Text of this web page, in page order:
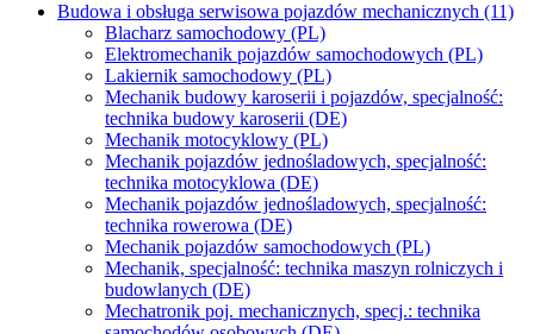
Budowa i obsługa serwisowa pojazdów mechanicznych (11)
Blacharz samochodowy (PL)
Elektromechanik pojazdów samochodowych (PL)
Lakiernik samochodowy (PL)
Mechanik budowy karoserii i pojazdów, specjalność:
technika budowy karoserii (DE)
Mechanik motocyklowy (PL)
Mechanik pojazdów jednośladowych, specjalność:
technika motocyklowa (DE)
Mechanik pojazdów jednośladowych, specjalność:
technika rowerowa (DE)
Mechanik pojazdów samochodowych (PL)
Mechanik, specjalność: technika maszyn rolniczych i
budowlanych (DE)
Mechatronik poj. mechanicznych, specj.: technika